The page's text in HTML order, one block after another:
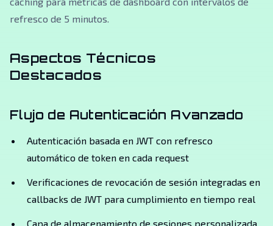
refresco de 5 minutos.
Aspectos Técnicos
Destacados
Flujo de Autenticación Avanzado
Autenticación basada en JWT con refresco
automático de token en cada request
Verificaciones de revocación de sesión integradas en
callbacks de JWT para cumplimiento en tiempo real
Capa de almacenamiento de sesiones personalizada